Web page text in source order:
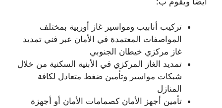
تركيب أنابيب ومواسير غاز أوربية بمختلف
المواصفات المعتمدة في الأمان عبر فني تمديد
غاز مركزي خيطان الجنوبي
تمديد الغاز المركزي في الأبنية السكنية من خلال
شبكات مواسير وتأمين ضغط متعادل لكافة
المنازل
تأمين أجهز الأمان كصمامات الأمان أو أجهزة